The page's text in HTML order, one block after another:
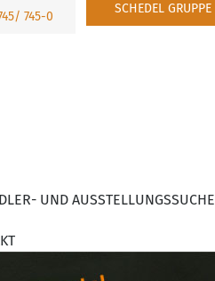
745-0
SCHEDEL GRUPPE
UND AUSSTELLUNGSSUCHE